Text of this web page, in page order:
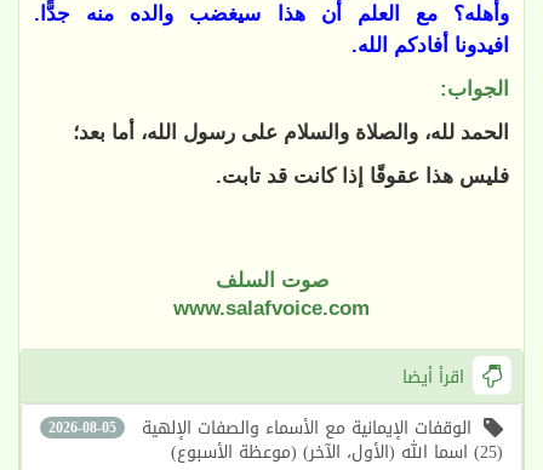
وأهله؟ مع العلم أن هذا سيغضب والده منه جدًّا.
افيدونا أفادكم الله.
الجواب:
الحمد لله، والصلاة والسلام على رسول الله، أما بعد؛
فليس هذا عقوقًا إذا كانت قد تابت.
صوت السلف
www.salafvoice.com
اقرأ أيضا
2026-08-05 الوقفات الإيمانية مع الأسماء والصفات الإلهية
(25) اسما الله (الأول، الآخر) (موعظة الأسبوع)